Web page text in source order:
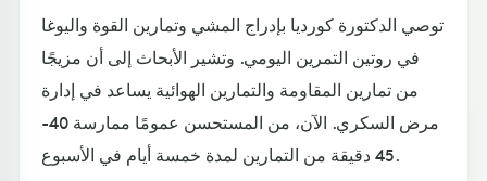
توصي الدكتورة كورديا بإدراج المشي وتمارين القوة واليوغا
في روتين التمرين اليومي. وتشير الأبحاث إلى أن مزيجًا
من تمارين المقاومة والتمارين الهوائية يساعد في إدارة
مرض السكري. الآن، من المستحسن عمومًا ممارسة 40-
45 دقيقة من التمارين لمدة خمسة أيام في الأسبوع.